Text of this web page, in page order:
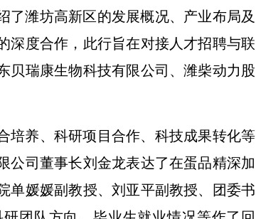
了潍坊高新区的发展概况、产业布局及
深度合作，此行旨在对接人才招聘与联
贝瑞康生物科技有限公司、潍柴动力股
培养、科研项目合作、科技成果转化等
公司董事长刘金龙表达了在蛋品精深加
单媛媛副教授、刘亚平副教授、团委书